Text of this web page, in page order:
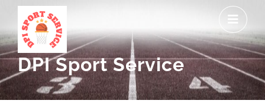
content
DPI Sport Service